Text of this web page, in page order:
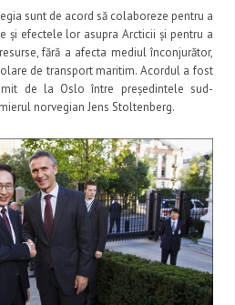
sunt de acord să colaboreze pentru a
și efectele lor asupra Arcticii și pentru a
fără a afecta mediul înconjurător,
de transport maritim. Acordul a fost
de la Oslo între președintele sud-
norvegian Jens Stoltenberg.